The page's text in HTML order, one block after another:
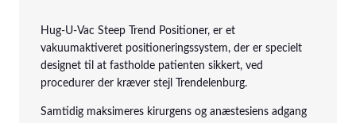
Hug-U-Vac Steep Trend Positioner, er et
vakuumaktiveret positioneringssystem, der er specielt
designet til at fastholde patienten sikkert, ved
procedurer der kræver stejl Trendelenburg.
Samtidig maksimeres kirurgens og anæstesiens adgang